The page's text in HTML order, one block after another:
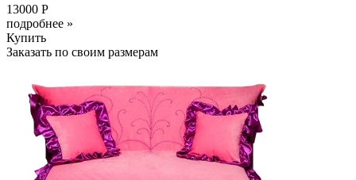
13000 Р
подробнее »
Купить
Заказать по своим размерам